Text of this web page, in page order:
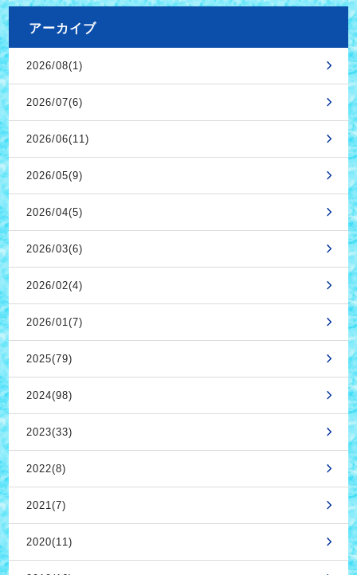
アーカイブ
2026/08(1)
2026/07(6)
2026/06(11)
2026/05(9)
2026/04(5)
2026/03(6)
2026/02(4)
2026/01(7)
2025(79)
2024(98)
2023(33)
2022(8)
2021(7)
2020(11)